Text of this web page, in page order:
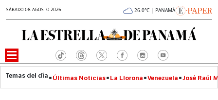
SÁBADO 08 AGOSTO 2026 26.0°C | PANAMÁ
Últimas Noticias La Llorona Venezuela José Raúl